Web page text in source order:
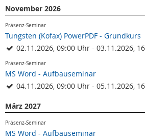
November 2026
Präsenz-Seminar
Tungsten (Kofax) PowerPDF - Grundkurs
02.11.2026, 09:00 Uhr - 03.11.2026,
Präsenz-Seminar
MS Word - Aufbauseminar
04.11.2026, 09:00 Uhr - 05.11.2026,
März 2027
Präsenz-Seminar
MS Word - Aufbauseminar